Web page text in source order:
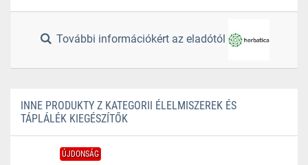
További információkért az eladótól
INNE PRODUKTY Z KATEGORII ÉLELMISZEREK ÉS
TÁPLÁLÉK KIEGÉSZÍTŐK
ÚJDONSÁG